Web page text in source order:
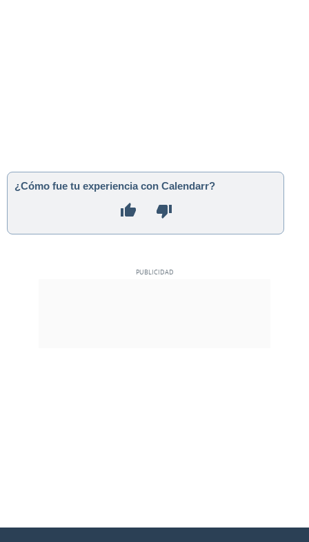
¿Cómo fue tu experiencia con Calendarr?